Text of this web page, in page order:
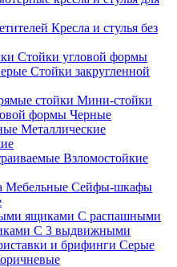
Кресла и стулья без
Стойки угловой формы
Стойки закругленной
стойки Мини-стойки
формы Черные
Металлические
Взломостойкие
Мебельные Сейфы-шкафы
ящиками С распашными
С 3 выдвижными
и брифинги Серые